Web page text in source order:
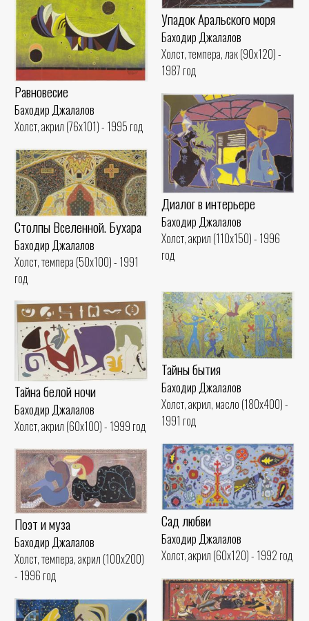
Упадок Аральского моря
Баходир Джалалов
Холст, темпера, лак (90x120) -
1987 год
Равновесие
Баходир Джалалов
Холст, акрил (76x101) - 1995 год
Диалог в интерьере
Баходир Джалалов
Холст, акрил (110x150) - 1996
год
Столпы Вселенной. Бухара
Баходир Джалалов
Холст, темпера (50x100) - 1991
год
Тайны бытия
Баходир Джалалов
Холст, акрил, масло (180x400) -
1991 год
Тайна белой ночи
Баходир Джалалов
Холст, акрил (60x100) - 1999 год
Сад любви
Баходир Джалалов
Холст, акрил (60x120) - 1992 год
Поэт и муза
Баходир Джалалов
Холст, темпера, акрил (100x200)
- 1996 год